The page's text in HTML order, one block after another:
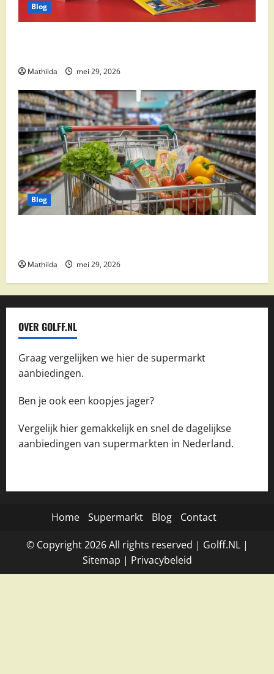
Blog
Mathilda mei 29, 2026
Blog
Mathilda mei 29, 2026
OVER GOLFF.NL
Graag vergelijken we hier de supermarkt
aanbiedingen.
Ben je ook een koopjes jager?
Vergelijk hier gemakkelijk en snel de dagelijkse
aanbiedingen van supermarkten in Nederland.
Home Supermarkt Blog Contact
© Copyright2026All rights reserved | Golff.NL|
Sitemap | Privacybeleid